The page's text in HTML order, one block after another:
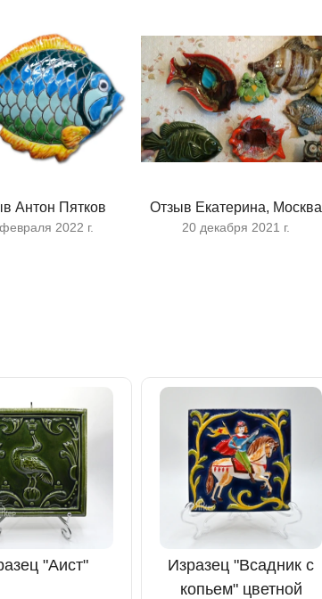
Антон Пятков
2022 г.
Отзыв Екатерина, Москва
20 декабря 2021 г.
"Аист"
Изразец "Всадник с
копьем" цветной